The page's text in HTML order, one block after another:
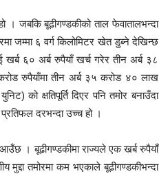
। जबकि बूढीगण्डकीको ताल फेवातालभन्दा
जम्मा ६ वर्ग किलोमिटर खेत डुब्ने देखिन्छ
खर्ब ६० अर्ब रुपैयाँ खर्च गरेर तीन अर्ब ३८
रुपैयाँमा तीन अर्ब ३५ करोड ४० लाख
को क्षतिपूर्ति दिएर पनि तमोर बनाउँदा
दरभन्दा उच्च हो ।
। बूढीगण्डकीमा राज्यले एक खर्ब रुपैयाँ
तमोरमा कम भएकाले बूढीगण्डकीभन्दा